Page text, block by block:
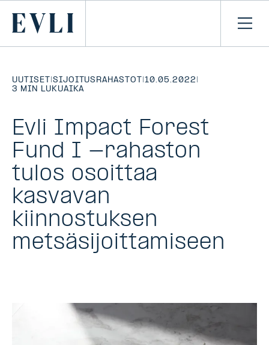
Primary
Avaa
UUTISET |SIJOITUSRAHASTOT |10.05.2022 |
3 MIN LUKUAIKA
Evli Impact Forest
Fund I -rahaston
tulos osoittaa
kasvavan
kiinnostuksen
metsäsijoittamiseen